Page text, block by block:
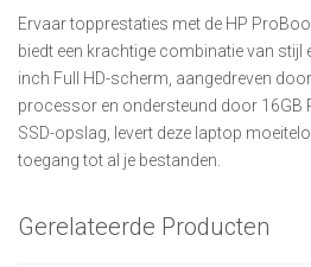
Ervaar topprestaties met de HP
biedt een krachtige combinatie van stijl
inch Full HD-scherm, aangedreven
processor en ondersteund door 16GB
SSD-opslag, levert deze laptop
toegang tot al je bestanden.
Gerelateerde Producten